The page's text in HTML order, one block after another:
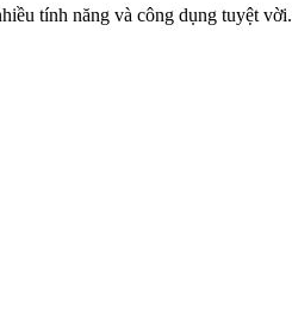
tính năng và công dụng tuyệt vời.